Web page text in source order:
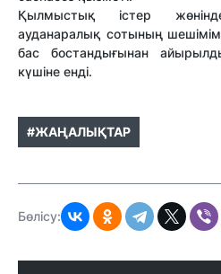
Қылмыстық істер
ауданаралық сотының
бас бостандығынан
күшіне енді.
#ЖАҢАЛЫҚТАР
Бөлісу: